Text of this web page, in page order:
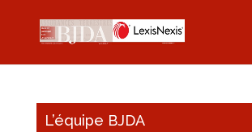
L’équipe BJDA